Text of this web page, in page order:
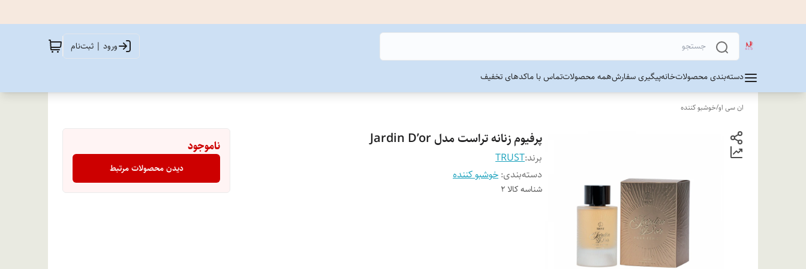
ورود | ثبت‌نام
دسته‌بندی محصولاتخانهپیگیری سفارشهمه محصولاتتماس با ماکدهای تخفیف
ان سی او/خوشبو کننده
پرفیوم زنانه تراست مدل Jardin D’or
برند:TRUST
دسته‌بندی: خوشبو کننده
شناسه کالا 2
ناموجود
دیدن محصولات مرتبط